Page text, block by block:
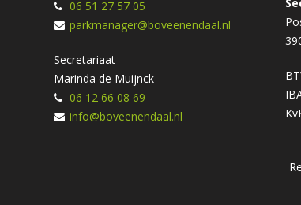
06 51 27 57 05
parkmanager@boveenendaal.nl
Secretariaat
Marinda de Muijnck
06 12 66 08 69
info@boveenendaal.nl